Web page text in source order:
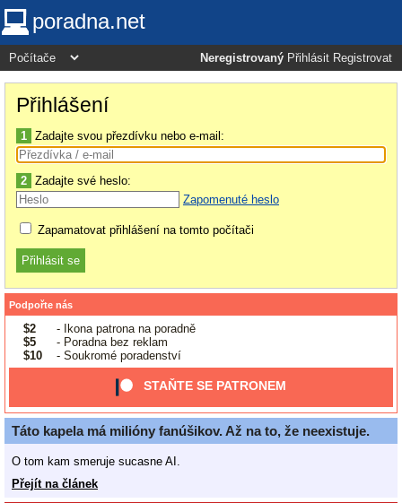
poradna.net
Neregistrovaný Přihlásit Registrovat
Přihlášení
1 Zadajte svou přezdívku nebo e-mail:
2 Zadajte své heslo:
Zapomenuté heslo
Zapamatovat přihlášení na tomto počítači
Podpořte nás
$2
- Ikona patrona na poradně
$5
- Poradna bez reklam
$10
- Soukromé poradenství
STAŇTE SE PATRONEM
Táto kapela má milióny fanúšikov. Až na to, že neexistuje.
O tom kam smeruje sucasne AI.
Přejít na článek